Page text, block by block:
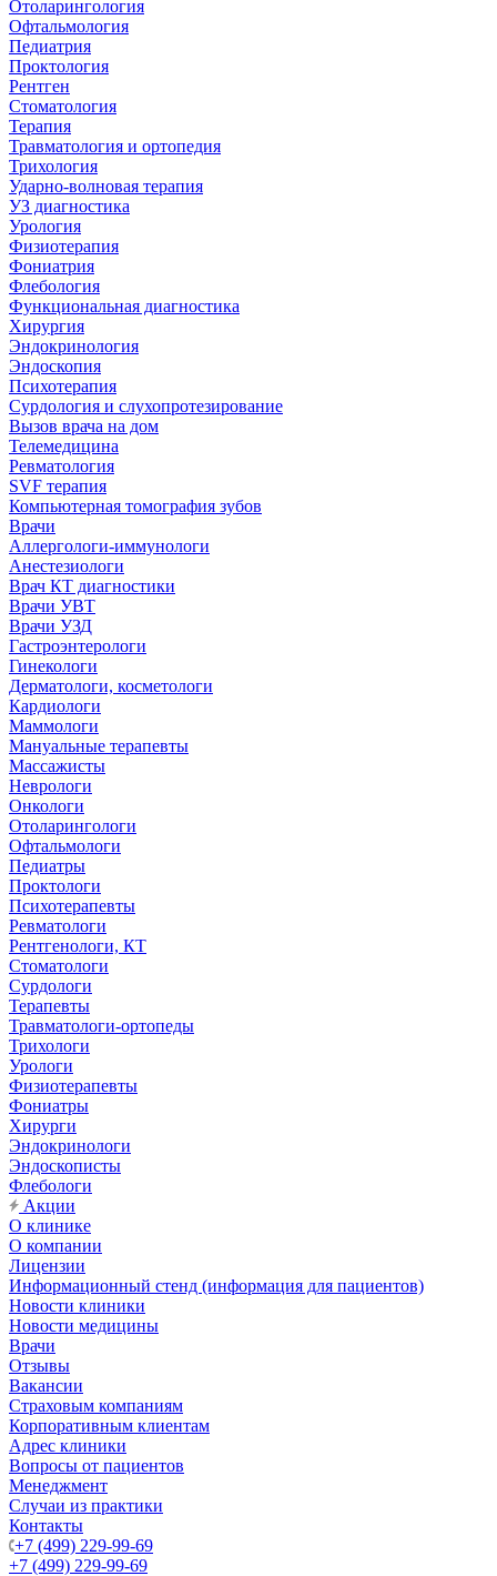
Отоларингология
Офтальмология
Педиатрия
Проктология
Рентген
Стоматология
Терапия
Травматология и ортопедия
Трихология
Ударно-волновая терапия
УЗ диагностика
Урология
Физиотерапия
Фониатрия
Флебология
Функциональная диагностика
Хирургия
Эндокринология
Эндоскопия
Психотерапия
Сурдология и слухопротезирование
Вызов врача на дом
Телемедицина
Ревматология
SVF терапия
Компьютерная томография зубов
Врачи
Аллергологи-иммунологи
Анестезиологи
Врач КТ диагностики
Врачи УВТ
Врачи УЗД
Гастроэнтерологи
Гинекологи
Дерматологи, косметологи
Кардиологи
Маммологи
Мануальные терапевты
Массажисты
Неврологи
Онкологи
Отоларингологи
Офтальмологи
Педиатры
Проктологи
Психотерапевты
Ревматологи
Рентгенологи, КТ
Стоматологи
Сурдологи
Терапевты
Травматологи-ортопеды
Трихологи
Урологи
Физиотерапевты
Фониатры
Хирурги
Эндокринологи
Эндоскописты
Флебологи
Акции
О клинике
О компании
Лицензии
Информационный стенд (информация для пациентов)
Новости клиники
Новости медицины
Врачи
Отзывы
Вакансии
Страховым компаниям
Корпоративным клиентам
Адрес клиники
Вопросы от пациентов
Менеджмент
Случаи из практики
Контакты
+7 (499) 229-99-69
+7 (499) 229-99-69